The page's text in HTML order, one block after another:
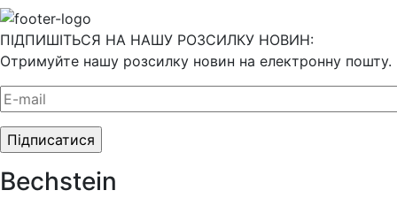
ПІДПИШІТЬСЯ НА НАШУ РОЗСИЛКУ НОВИН:
Отримуйте нашу розсилку новин на електронну пошту.
Bechstein